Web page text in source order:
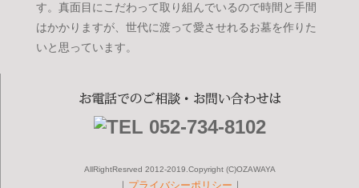
す。真面目にこだわって取り組んでいるので時間と手間
はかかりますが、世代に渡って愛させれるお墓を作りた
いと思っています。
AllRightResrved 2012-2019.Copyright (C)OZAWAYA
｜ プライバシーポリシー ｜